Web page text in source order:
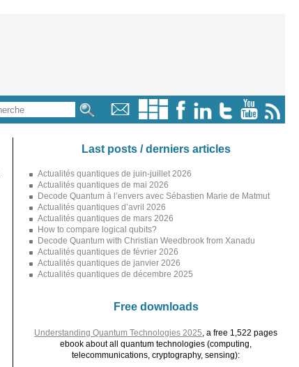
Last posts / derniers articles
Actualités quantiques de juin-juillet 2026
Actualités quantiques de mai 2026
Decode Quantum à l’envers avec Sébastien Marie de Matmut
Actualités quantiques d’avril 2026
Actualités quantiques de mars 2026
How to compare logical qubits?
Decode Quantum with Christian Weedbrook from Xanadu
Actualités quantiques de février 2026
Actualités quantiques de janvier 2026
Actualités quantiques de décembre 2025
Free downloads
Understanding Quantum Technologies 2025 , a free 1,522 pages
ebook about all quantum technologies (computing,
telecommunications, cryptography, sensing):